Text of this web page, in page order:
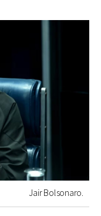
Jair Bolsonaro.